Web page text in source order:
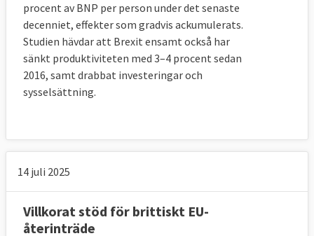
Den gemensamma tullunionen som skulle
bildas innebär att EU:s och Storbritanniens
tullar och tariffer gentemot varor från andra
länder förblir desamma som nu.
Storbritannien kommer att samla in
tullavgifterna men behöver inte längre betala
Tullunionen omfattar bara varor och gör det
alltså möjligt för Storbritannien att sluta
nödlösningen är på plats.
procent av BNP per person under det senaste
decenniet, effekter som gradvis ackumulerats.
Studien hävdar att Brexit ensamt också har
sänkt produktiviteten med 3–4 procent sedan
2016, samt drabbat investeringar och
sysselsättning.
14 juli 2025
Villkorat stöd för brittiskt EU-
återinträde